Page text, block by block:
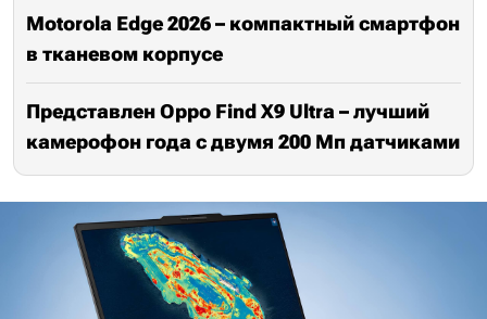
Motorola Edge 2026 – компактный смартфон
в тканевом корпусе
Представлен Oppo Find X9 Ultra – лучший
камерофон года с двумя 200 Мп датчиками